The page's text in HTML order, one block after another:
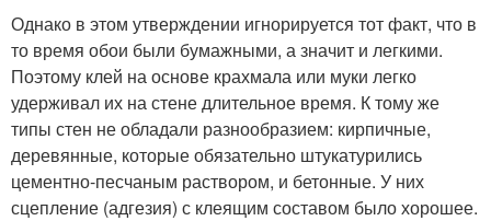
Однако в этом утверждении игнорируется тот факт, что в
то время обои были бумажными, а значит и легкими.
Поэтому клей на основе крахмала или муки легко
удерживал их на стене длительное время. К тому же
типы стен не обладали разнообразием: кирпичные,
деревянные, которые обязательно штукатурились
цементно-песчаным раствором, и бетонные. У них
сцепление (адгезия) с клеящим составом было хорошее.